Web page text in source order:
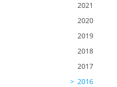
2021
2020
2019
2018
2017
2016